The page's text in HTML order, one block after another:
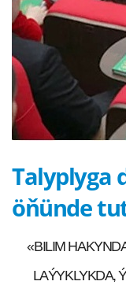
Talyplyga
öňünde
«BILIM
LAÝYKLYKDA,